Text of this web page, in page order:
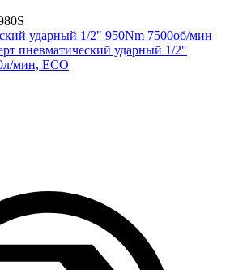
ударный 1/2" 950Nm 7500об/мин
пневматический ударный 1/2"
мин, ECO